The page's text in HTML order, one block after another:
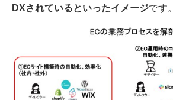
DXされているといったイメージです。